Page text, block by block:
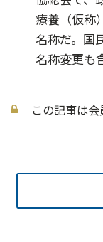
療養（仮称
名称だ。国
名称変更も
この記事は